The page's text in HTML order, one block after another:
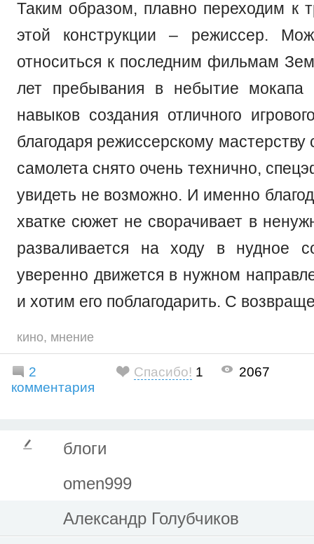
Таким образом, плавно переходим к
этой конструкции – режиссер.
относиться к последним фильмам
лет пребывания в небытие мокапа
навыков создания отличного
благодаря режиссерскому
самолета снято очень технично,
увидеть не возможно. И именно
хватке сюжет не сворачивает в
разваливается на ходу в нудное
уверенно движется в нужном
и хотим его поблагодарить. С
кино, мнение
2
комментария
Спасибо! 1 2067
блоги
omen999
Александр Голубчиков